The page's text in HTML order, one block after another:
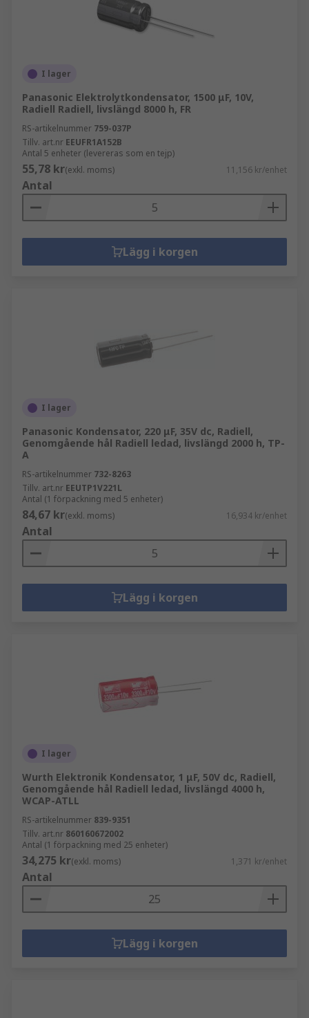
I lager
Panasonic Elektrolytkondensator, 1500 μF, 10V,
Radiell Radiell, livslängd 8000 h, FR
RS-artikelnummer 759-037P
Tillv. art.nr EEUFR1A152B
Antal 5 enheter (levereras som en tejp)
55,78 kr(exkl. moms) 11,156 kr/enhet
Antal
Lägg i korgen
I lager
Panasonic Kondensator, 220 μF, 35V dc, Radiell,
Genomgående hål Radiell ledad, livslängd 2000 h, TP-
A
RS-artikelnummer 732-8263
Tillv. art.nr EEUTP1V221L
Antal (1 förpackning med 5 enheter)
84,67 kr(exkl. moms) 16,934 kr/enhet
Antal
Lägg i korgen
I lager
Wurth Elektronik Kondensator, 1 μF, 50V dc, Radiell,
Genomgående hål Radiell ledad, livslängd 4000 h,
WCAP-ATLL
RS-artikelnummer 839-9351
Tillv. art.nr 860160672002
Antal (1 förpackning med 25 enheter)
34,275 kr(exkl. moms) 1,371 kr/enhet
Antal
Lägg i korgen